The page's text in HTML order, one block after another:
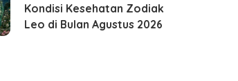
Kondisi Kesehatan Zodiak
Leo di Bulan Agustus 2026